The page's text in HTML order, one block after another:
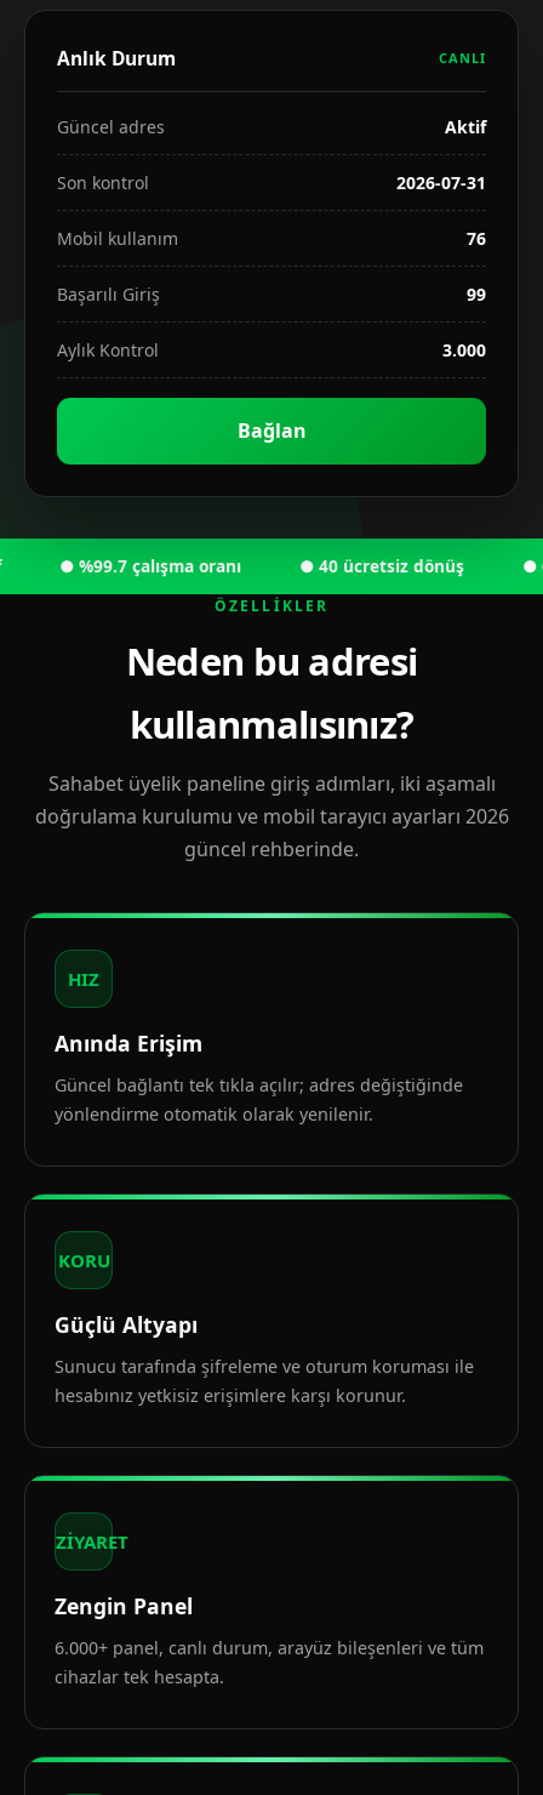
Anlık Durum CANLI
Güncel adres Aktif
Son kontrol 2026-07-31
Mobil kullanım 76
Başarılı Giriş 99
Aylık Kontrol 3.000
Bağlan
● %99.7 çalışma oranı ● 40 ücretsiz dönüş ●
ÖZELLIKLER
Neden bu adresi
kullanmalısınız?
Sahabet üyelik paneline giriş adımları, iki aşamalı
doğrulama kurulumu ve mobil tarayıcı ayarları 2026
güncel rehberinde.
HIZ
Anında Erişim
Güncel bağlantı tek tıkla açılır; adres değiştiğinde
yönlendirme otomatik olarak yenilenir.
KORU
Güçlü Altyapı
Sunucu tarafında şifreleme ve oturum koruması ile
hesabınız yetkisiz erişimlere karşı korunur.
ZİYARET
Zengin Panel
6.000+ panel, canlı durum, arayüz bileşenleri ve tüm
cihazlar tek hesapta.